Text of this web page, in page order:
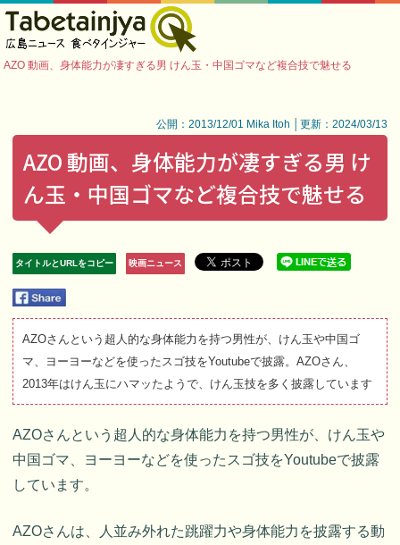
AZO 動画、身体能力が凄すぎる男 けん玉・中国ゴマなど複合技で魅せる
公開：2013/12/01 Mika Itoh │更新：2024/03/13
AZO 動画、身体能力が凄すぎる男 け
ん玉・中国ゴマなど複合技で魅せる
タイトルとURLをコピー 映画ニュース
AZOさんという超人的な身体能力を持つ男性が、けん玉や中国ゴ
マ、ヨーヨーなどを使ったスゴ技をYoutubeで披露。AZOさん、
2013年はけん玉にハマッたようで、けん玉技を多く披露しています
AZOさんという超人的な身体能力を持つ男性が、けん玉や
中国ゴマ、ヨーヨーなどを使ったスゴ技をYoutubeで披露
しています。
AZOさんは、人並み外れた跳躍力や身体能力を披露する動